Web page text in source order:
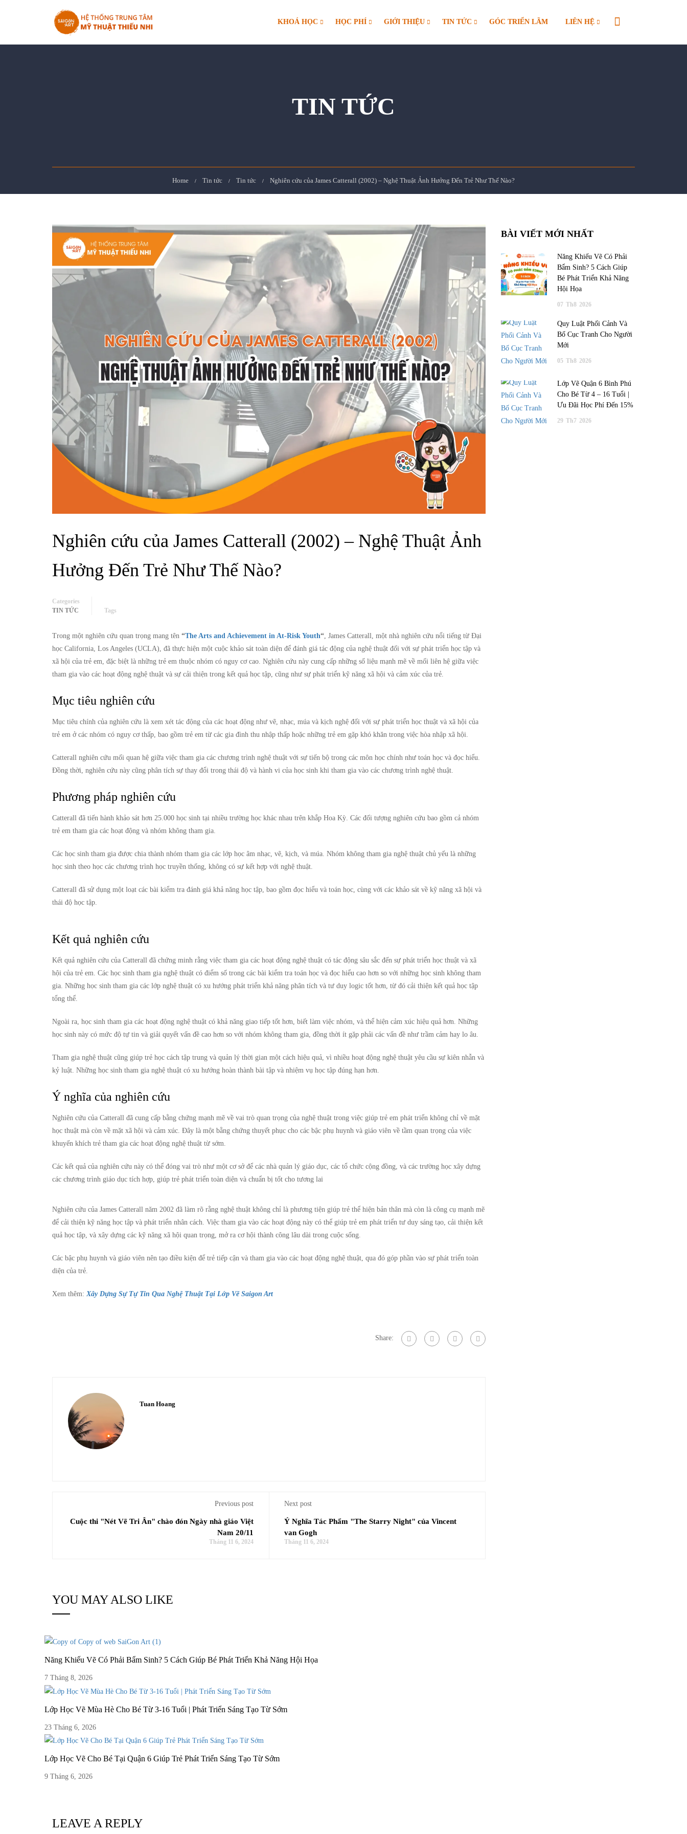
KHOÁ HỌC HỌC PHÍ GIỚI THIỆU TIN TỨC GÓC TRIỂN LÃM LIÊN HỆ
TIN TỨC
Home Tin tức Tin tức Nghiên cứu của James Catterall (2002) – Nghệ Thuật Ảnh Hưởng Đến Trẻ Như Thế Nào?
Nghiên cứu của James Catterall (2002) – Nghệ Thuật Ảnh
Hưởng Đến Trẻ Như Thế Nào?
Categories
TIN TỨC
Tags
Trong một nghiên cứu quan trọng mang tên “The Arts and Achievement in At-Risk Youth“ , James Catterall, một nhà nghiên cứu nổi tiếng từ Đại
học California, Los Angeles (UCLA), đã thực hiện một cuộc khảo sát toàn diện để đánh giá tác động của nghệ thuật đối với sự phát triển học tập và
xã hội của trẻ em, đặc biệt là những trẻ em thuộc nhóm có nguy cơ cao. Nghiên cứu này cung cấp những số liệu mạnh mẽ về mối liên hệ giữa việc
tham gia vào các hoạt động nghệ thuật và sự cải thiện trong kết quả học tập, cũng như sự phát triển kỹ năng xã hội và cảm xúc của trẻ.
Mục tiêu nghiên cứu
Mục tiêu chính của nghiên cứu là xem xét tác động của các hoạt động như vẽ, nhạc, múa và kịch nghệ đối với sự phát triển học thuật và xã hội của
trẻ em ở các nhóm có nguy cơ thấp, bao gồm trẻ em từ các gia đình thu nhập thấp hoặc những trẻ em gặp khó khăn trong việc hòa nhập xã hội.
Catterall nghiên cứu mối quan hệ giữa việc tham gia các chương trình nghệ thuật với sự tiến bộ trong các môn học chính như toán học và đọc hiểu.
Đồng thời, nghiên cứu này cũng phân tích sự thay đổi trong thái độ và hành vi của học sinh khi tham gia vào các chương trình nghệ thuật.
Phương pháp nghiên cứu
Catterall đã tiến hành khảo sát hơn 25.000 học sinh tại nhiều trường học khác nhau trên khắp Hoa Kỳ. Các đối tượng nghiên cứu bao gồm cả nhóm
trẻ em tham gia các hoạt động và nhóm không tham gia.
Các học sinh tham gia được chia thành nhóm tham gia các lớp học âm nhạc, vẽ, kịch, và múa. Nhóm không tham gia nghệ thuật chủ yếu là những
học sinh theo học các chương trình học truyền thống, không có sự kết hợp với nghệ thuật.
Catterall đã sử dụng một loạt các bài kiểm tra đánh giá khả năng học tập, bao gồm đọc hiểu và toán học, cùng với các khảo sát về kỹ năng xã hội và
thái độ học tập.
Kết quả nghiên cứu
Kết quả nghiên cứu của Catterall đã chứng minh rằng việc tham gia các hoạt động nghệ thuật có tác động sâu sắc đến sự phát triển học thuật và xã
hội của trẻ em. Các học sinh tham gia nghệ thuật có điểm số trong các bài kiểm tra toán học và đọc hiểu cao hơn so với những học sinh không tham
gia. Những học sinh tham gia các lớp nghệ thuật có xu hướng phát triển khả năng phân tích và tư duy logic tốt hơn, từ đó cải thiện kết quả học tập
tổng thể.
Ngoài ra, học sinh tham gia các hoạt động nghệ thuật có khả năng giao tiếp tốt hơn, biết làm việc nhóm, và thể hiện cảm xúc hiệu quả hơn. Những
học sinh này có mức độ tự tin và giải quyết vấn đề cao hơn so với nhóm không tham gia, đồng thời ít gặp phải các vấn đề như trầm cảm hay lo âu.
Tham gia nghệ thuật cũng giúp trẻ học cách tập trung và quản lý thời gian một cách hiệu quả, vì nhiều hoạt động nghệ thuật yêu cầu sự kiên nhẫn và
kỷ luật. Những học sinh tham gia nghệ thuật có xu hướng hoàn thành bài tập và nhiệm vụ học tập đúng hạn hơn.
Ý nghĩa của nghiên cứu
Nghiên cứu của Catterall đã cung cấp bằng chứng mạnh mẽ về vai trò quan trọng của nghệ thuật trong việc giúp trẻ em phát triển không chỉ về mặt
học thuật mà còn về mặt xã hội và cảm xúc. Đây là một bằng chứng thuyết phục cho các bậc phụ huynh và giáo viên về tầm quan trọng của việc
khuyến khích trẻ tham gia các hoạt động nghệ thuật từ sớm.
Các kết quả của nghiên cứu này có thể đóng vai trò như một cơ sở để các nhà quản lý giáo dục, các tổ chức cộng đồng, và các trường học xây dựng
các chương trình giáo dục tích hợp, giúp trẻ phát triển toàn diện và chuẩn bị tốt cho tương lai
Nghiên cứu của James Catterall năm 2002 đã làm rõ rằng nghệ thuật không chỉ là phương tiện giúp trẻ thể hiện bản thân mà còn là công cụ mạnh mẽ
để cải thiện kỹ năng học tập và phát triển nhân cách. Việc tham gia vào các hoạt động này có thể giúp trẻ em phát triển tư duy sáng tạo, cải thiện kết
quả học tập, và xây dựng các kỹ năng xã hội quan trọng, mở ra cơ hội thành công lâu dài trong cuộc sống.
Các bậc phụ huynh và giáo viên nên tạo điều kiện để trẻ tiếp cận và tham gia vào các hoạt động nghệ thuật, qua đó góp phần vào sự phát triển toàn
diện của trẻ.
Xem thêm: Xây Dựng Sự Tự Tin Qua Nghệ Thuật Tại Lớp Vẽ Saigon Art
Share:
Tuan Hoang
Previous post
Cuộc thi "Nét Vẽ Tri Ân" chào đón Ngày nhà giáo Việt
Nam 20/11
Tháng 11 6, 2024
Next post
Ý Nghĩa Tác Phẩm "The Starry Night" của Vincent
van Gogh
Tháng 11 6, 2024
YOU MAY ALSO LIKE
Năng Khiếu Vẽ Có Phải Bẩm Sinh? 5 Cách Giúp Bé Phát Triển Khả Năng Hội Họa
7 Tháng 8, 2026
Lớp Học Vẽ Mùa Hè Cho Bé Từ 3-16 Tuổi | Phát Triển Sáng Tạo Từ Sớm
23 Tháng 6, 2026
Lớp Học Vẽ Cho Bé Tại Quận 6 Giúp Trẻ Phát Triển Sáng Tạo Từ Sớm
9 Tháng 6, 2026
LEAVE A REPLY
BÀI VIẾT MỚI NHẤT
Năng Khiếu Vẽ Có Phải
Bẩm Sinh? 5 Cách Giúp
Bé Phát Triển Khả Năng
Hội Họa
07 Th8 2026
Quy Luật Phối Cảnh Và
Bố Cục Tranh Cho Người
Mới
05 Th8 2026
Lớp Vẽ Quận 6 Bình Phú
Cho Bé Từ 4 – 16 Tuổi |
Ưu Đãi Học Phí Đến 15%
29 Th7 2026